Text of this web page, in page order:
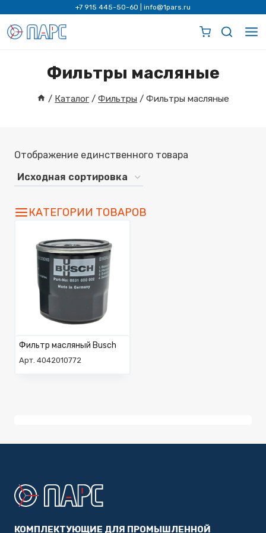
содержимому
+7 915 445-50-60 info@1pars.ru
Фильтры масляные
/ Каталог / Фильтры / Фильтры масляные
Отображение единственного товара
КАТЕГОРИИ ТОВАРОВ
Фильтр масляный Busch
Арт. 4042010772
КОМПЛЕКТУЮЩИЕ ДЛЯ ПРОМЫШЛЕННОЙ